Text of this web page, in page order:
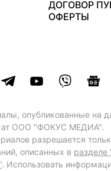
ДОГОВОР
ОФЕРТЫ
опубликованные на
ООО "ФОКУС МЕДИА".
разрешается
описанных в разделе
. Использовать